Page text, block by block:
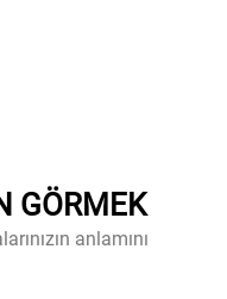
GÖRMEK
anlamını